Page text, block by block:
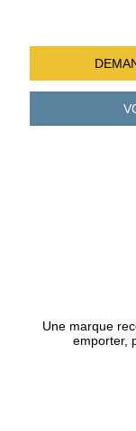
Une marque
emporter,